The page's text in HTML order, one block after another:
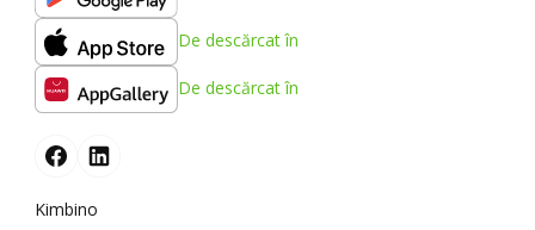
De descărcat în
De descărcat în
Kimbino